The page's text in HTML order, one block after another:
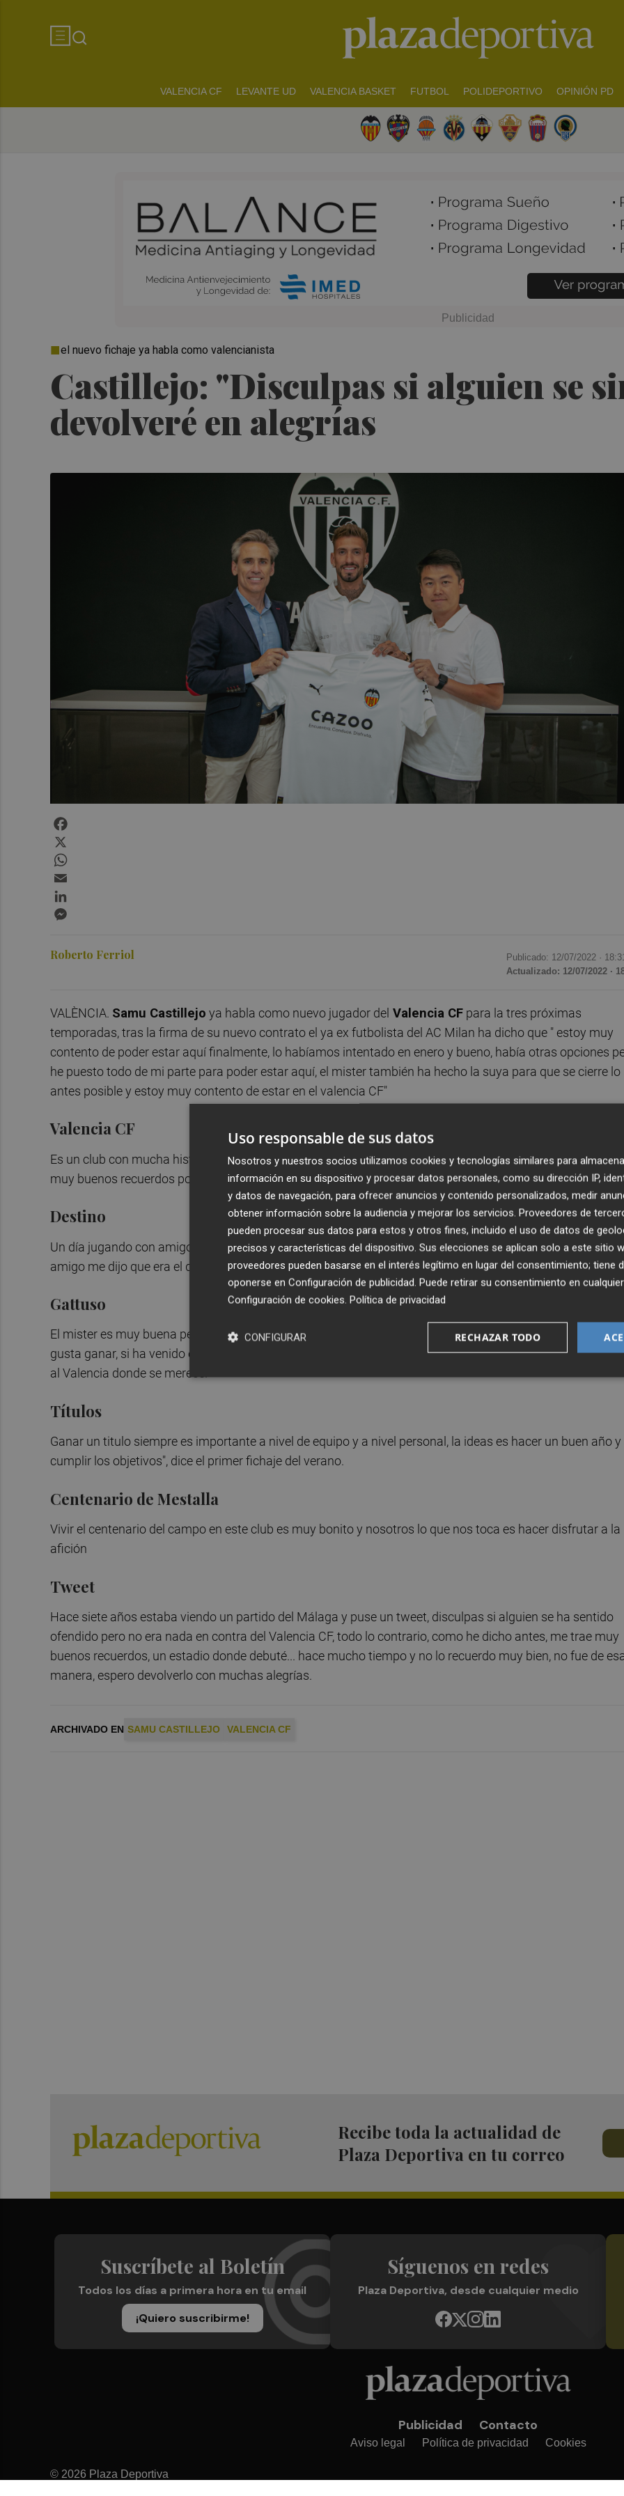
VALENCIA CF LEVANTE UD VALENCIA BASKET FUTBOL POLIDEPORTIVO OPINIÓN PD
Castillejo: "Disculpas si alguien se
devolveré en alegrías
el nuevo fichaje ya habla como valencianista
Roberto Ferriol Publicado: 12/07/2022 ·
Actualizado: 12/07/2022 ·
VALÈNCIA. Samu Castillejo ya habla como nuevo jugador del Valencia CF para la tres próximas
temporadas, tras la firma de su nuevo contrato el ya ex futbolista del AC Milan ha dicho que " estoy muy
contento de poder estar aquí finalmente, lo habíamos intentado en enero y bueno, había otras opciones
he puesto todo de mi parte para poder estar aquí, el mister también ha hecho la suya para que se cierre lo
antes posible y estoy muy contento de estar en el valencia CF"
Valencia CF
Es un club con mucha historia con un estadio increíble, una afición increíble... además este estadio me
muy buenos recuerdos porque fue mi debut como profesional y también el club al que le hice mi primer
Destino
Un día jugando con amigos al pádel cogí una camiseta y al llegar era la del Valencia con el '8' de Baraja y
amigo me dijo que era el destino.
Gattuso
El mister es muy buena persona, con una mentalidad ganadora, como era como jugador, aprieta mucho y
gusta ganar, si ha venido es porque quiere hacer las cosas bien, estamos para hacer un buen equipo y
al Valencia donde se merece.
Títulos
Ganar un titulo siempre es importante a nivel de equipo y a nivel personal, la ideas es hacer un buen año y
cumplir los objetivos", dice el primer fichaje del verano.
Centenario de Mestalla
Vivir el centenario del campo en este club es muy bonito y nosotros lo que nos toca es hacer disfrutar a la
afición
Tweet
Hace siete años estaba viendo un partido del Málaga y puse un tweet, disculpas si alguien se ha sentido
ofendido pero no era nada en contra del Valencia CF, todo lo contrario, como he dicho antes, me trae muy
buenos recuerdos, un estadio donde debuté... hace mucho tiempo y no lo recuerdo muy bien, no fue de
manera, espero devolverlo con muchas alegrías.
ARCHIVADO EN SAMU CASTILLEJO VALENCIA CF
Recibe toda la actualidad de
Plaza Deportiva en tu correo
Suscríbete al Boletín
Todos los días a primera hora en tu email
¡Quiero suscribirme!
Síguenos en redes
Plaza Deportiva, desde cualquier medio
Publicidad Contacto
Aviso legal Política de privacidad Cookies
© 2026 Plaza Deportiva
Uso responsable de sus datos
Nosotros y nuestros socios utilizamos cookies y tecnologías similares para
información en su dispositivo y procesar datos personales, como su dirección IP,
y datos de navegación, para ofrecer anuncios y contenido personalizados, medir
obtener información sobre la audiencia y mejorar los servicios. Proveedores de
pueden procesar sus datos para estos y otros fines, incluido el uso de datos de
precisos y características del dispositivo. Sus elecciones se aplican solo a este sitio
proveedores pueden basarse en el interés legítimo en lugar del consentimiento; tiene
oponerse en Configuración de publicidad. Puede retirar su consentimiento en
Configuración de cookies. Política de privacidad
RECHAZAR TODO
CONFIGURAR